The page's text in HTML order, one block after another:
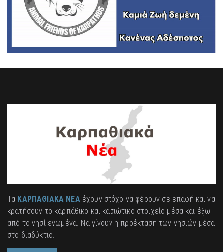
Τα ΚΑΡΠΑΘΙΑΚΑ ΝΕΑέχουν στόχο να φέρουν σε επαφή και να
κρατήσουν το καρπάθικο και κασιώτικο στοιχείο μέσα και έξω
από το νησί ενωμένα. Να γίνουν η προέκταση των νησιών μέσα
στο διαδύκτιο.